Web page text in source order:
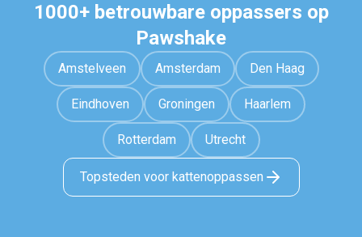
1000+ betrouwbare oppassers op
Pawshake
Amstelveen Amsterdam Den Haag
Eindhoven Groningen Haarlem
Rotterdam Utrecht
Topsteden voor kattenoppassen